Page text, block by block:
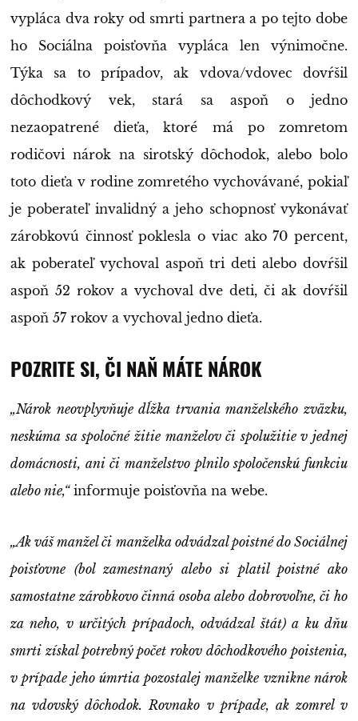
vypláca dva roky od smrti partnera a po tejto dobe
ho Sociálna poisťovňa vypláca len výnimočne.
Týka sa to prípadov, ak vdova/vdovec dovŕšil
dôchodkový vek, stará sa aspoň o jedno
nezaopatrené dieťa, ktoré má po zomretom
rodičovi nárok na sirotský dôchodok, alebo bolo
toto dieťa v rodine zomretého vychovávané, pokiaľ
je poberateľ invalidný a jeho schopnosť vykonávať
zárobkovú činnosť poklesla o viac ako 70 percent,
ak poberateľ vychoval aspoň tri deti alebo dovŕšil
aspoň 52 rokov a vychoval dve deti, či ak dovŕšil
aspoň 57 rokov a vychoval jedno dieťa.
POZRITE SI, ČI NAŇ MÁTE NÁROK
„Nárok neovplyvňuje dĺžka trvania manželského zväzku,
neskúma sa spoločné žitie manželov či spolužitie v jednej
domácnosti, ani či manželstvo plnilo spoločenskú funkciu
alebo nie,“informuje poisťovňa na webe.
„Ak váš manžel či manželka odvádzal poistné do Sociálnej
poisťovne (bol zamestnaný alebo si platil poistné ako
samostatne zárobkovo činná osoba alebo dobrovoľne, či ho
za neho, v určitých prípadoch, odvádzal štát) a ku dňu
smrti získal potrebný počet rokov dôchodkového poistenia,
v prípade jeho úmrtia pozostalej manželke vznikne nárok
na vdovský dôchodok. Rovnako v prípade, ak zomrel v